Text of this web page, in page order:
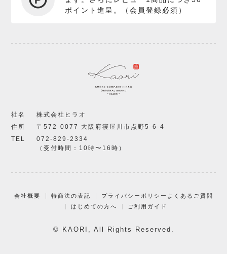
ポイント進呈。（会員登録必須）
社名
株式会社ヒラオ
住所
〒572-0077 大阪府寝屋川市点野5-6-4
TEL
072-829-2334
（受付時間：10時〜16時）
会社概要 特商法の表記 プライバシーポリシー よくあるご質問
はじめての方へ
ご利用ガイド
© KAORI, All Rights Reserved.